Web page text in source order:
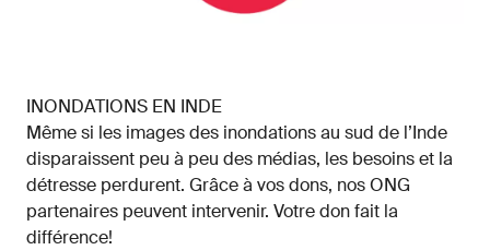
INONDATIONS EN INDE
Même si les images des inondations au sud de l’Inde
disparaissent peu à peu des médias, les besoins et la
détresse perdurent. Grâce à vos dons, nos ONG
partenaires peuvent intervenir. Votre don fait la
différence!